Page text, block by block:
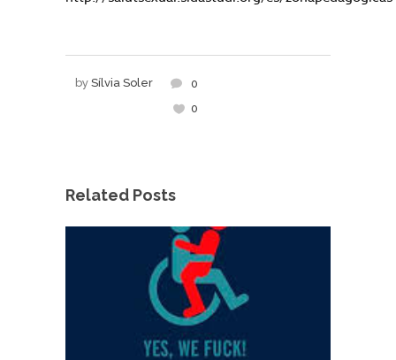
by Sílvia Soler
0
0
Related Posts